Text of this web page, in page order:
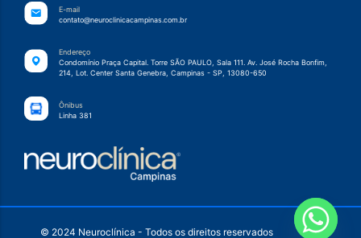
E-mail
contato@neuroclinicacampinas.com.br
Endereço
Condomínio Praça Capital. Torre SÃO PAULO, Sala 111. Av. José Rocha Bonfim,
214, Lot. Center Santa Genebra, Campinas - SP, 13080-650
Ônibus
Linha 381
© 2024 Neuroclínica - Todos os direitos reservados